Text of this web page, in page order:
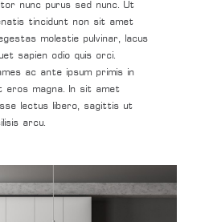
nunc purus sed nunc. Ut
tincidunt non sit amet
molestie pulvinar, lacus
sapien odio quis orci.
ac ante ipsum primis in
eros magna. In sit amet
lectus libero, sagittis ut
arcu.